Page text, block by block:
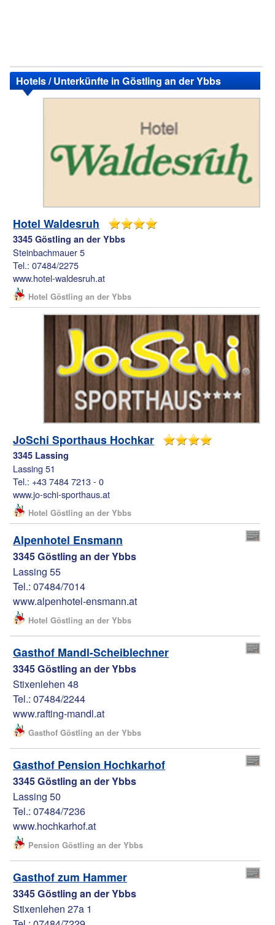
Hotels / Unterkünfte in Göstling an der Ybbs
Hotel Waldesruh
3345 Göstling an der Ybbs
Steinbachmauer 5
Tel.: 07484/2275
www.hotel-waldesruh.at
Hotel Göstling an der Ybbs
JoSchi Sporthaus Hochkar
3345 Lassing
Lassing 51
Tel.: +43 7484 7213 - 0
www.jo-schi-sporthaus.at
Hotel Göstling an der Ybbs
Alpenhotel Ensmann
3345 Göstling an der Ybbs
Lassing 55
Tel.: 07484/7014
www.alpenhotel-ensmann.at
Hotel Göstling an der Ybbs
Gasthof Mandl-Scheiblechner
3345 Göstling an der Ybbs
Stixenlehen 48
Tel.: 07484/2244
www.rafting-mandl.at
Gasthof Göstling an der Ybbs
Gasthof Pension Hochkarhof
3345 Göstling an der Ybbs
Lassing 50
Tel.: 07484/7236
www.hochkarhof.at
Pension Göstling an der Ybbs
Gasthof zum Hammer
3345 Göstling an der Ybbs
Stixenlehen 27a 1